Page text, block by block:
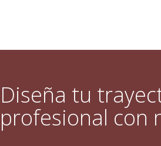
Diseña tu
profesional con